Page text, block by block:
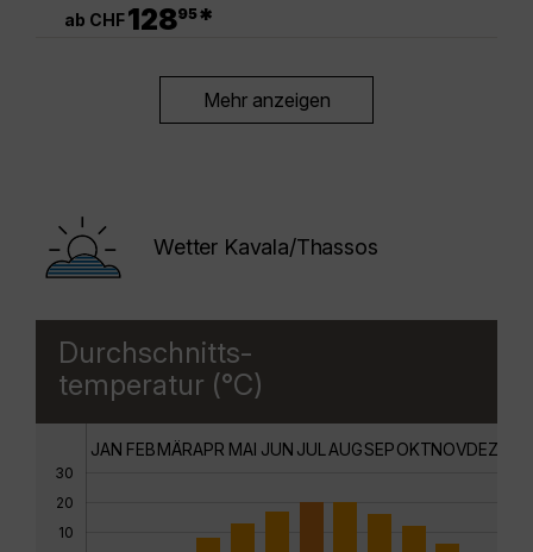
ab CHF12895*
Mehr anzeigen
Wetter Kavala/Thassos
Durchschnitts-
temperatur (°C)
30
20
10
JAN FEBMÄRAPR MAI JUN JUL AUGSEPOKTNOVDEZ